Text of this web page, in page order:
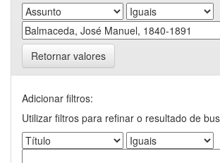
Retornar valores
Adicionar filtros:
Utilizar filtros para refinar o resultado de